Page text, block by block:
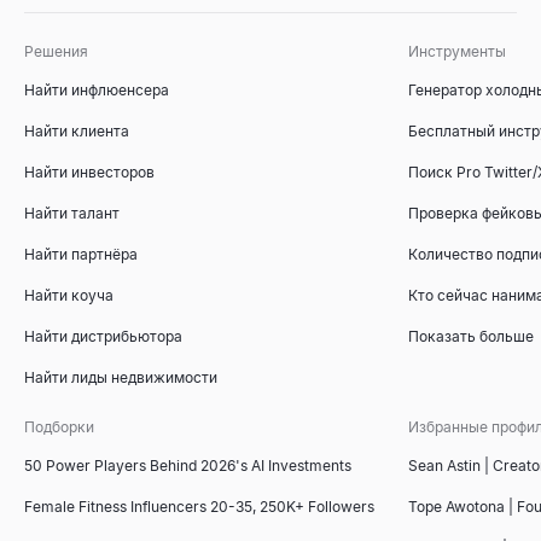
Инструмент сравнения конкурентов
Бесплатный инструмент для сравнения конкурентов на
Открыть→
Бесплатный генератор счетов
Открыть
Решения
Найти инфлюенсера
Найти клиента
Найти инвесторов
Найти талант
Найти партнёра
Найти коуча
Найти дистрибьютора
Найти лиды недвижимости
Инструменты
Генератор
Бесплатный
Поиск Pro Twitter/
Проверка
Количество
Кто сейчас
Показать больше
Подборки
50 Power Players Behind 2026's AI Investments
Female Fitness Influencers 20-35, 250K+ Followers
Избранные
Sean Astin |
Tope Awotona |